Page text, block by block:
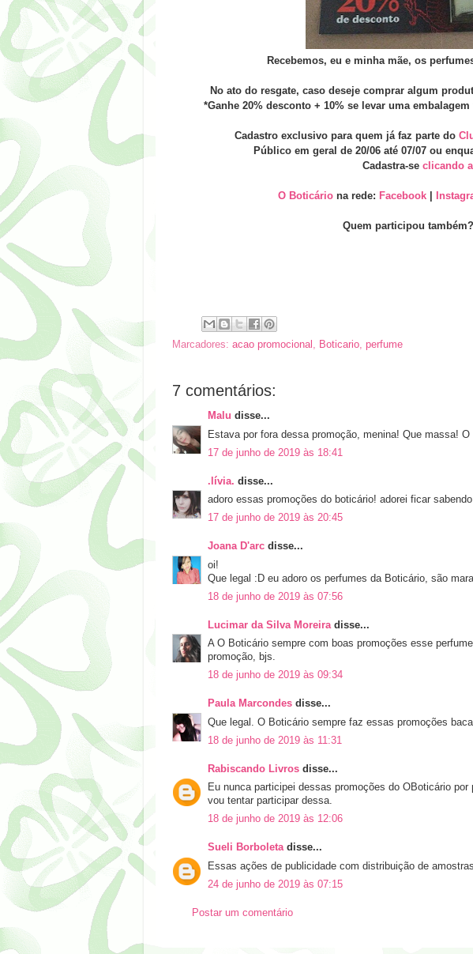
Recebemos, eu e minha mãe, os
No ato do resgate, caso deseje comprar algum
*Ganhe 20% desconto + 10% se levar uma
Cadastro exclusivo para quem já faz parte do
Público em geral de 20/06 até 07/07 ou
Cadastra-se clicando
O Boticáriona rede: Facebook|
Quem participou
Marcadores: acao promocional Boticario perfume
7 comentários:
Malu disse...
Estava por fora dessa promoção, menina! Que massa!
17 de junho de 2019 às 18:41
.lívia. disse...
adoro essas promoções do boticário! adorei ficar
17 de junho de 2019 às 20:45
Joana D'arc disse...
oi!
Que legal :D eu adoro os perfumes da Boticário, são
18 de junho de 2019 às 07:56
Lucimar da Silva Moreiradisse...
A O Boticário sempre com boas promoções esse
promoção, bjs.
18 de junho de 2019 às 09:34
Paula Marcondes disse...
Que legal. O Boticário sempre faz essas promoções
18 de junho de 2019 às 11:31
Rabiscando Livros disse...
Eu nunca participei dessas promoções do OBoticário
vou tentar participar dessa.
18 de junho de 2019 às 12:06
Sueli Borboletadisse...
Essas ações de publicidade com distribuição de
24 de junho de 2019 às 07:15
Postar um comentário